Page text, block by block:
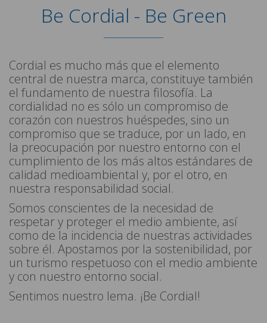
Be Cordial - Be Green
Cordial es mucho más que el elemento
central de nuestra marca, constituye también
el fundamento de nuestra filosofía. La
cordialidad no es sólo un compromiso de
corazón con nuestros huéspedes, sino un
compromiso que se traduce, por un lado, en
la preocupación por nuestro entorno con el
cumplimiento de los más altos estándares de
calidad medioambiental y, por el otro, en
nuestra responsabilidad social.
Somos conscientes de la necesidad de
respetar y proteger el medio ambiente, así
como de la incidencia de nuestras actividades
sobre él. Apostamos por la sostenibilidad, por
un turismo respetuoso con el medio ambiente
y con nuestro entorno social.
Sentimos nuestro lema. ¡Be Cordial!